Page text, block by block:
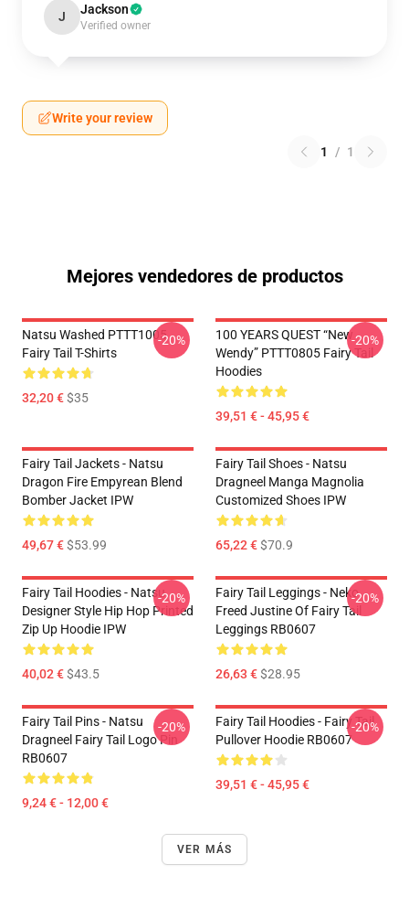
J Jackson
Verified owner
Write your review
1 / 1
Mejores vendedores de productos
Natsu Washed PTTT1005
Fairy Tail T-Shirts
32,20 €$35
-20%
100 YEARS QUEST “New
Wendy” PTTT0805 Fairy Tail
Hoodies
39,51 € - 45,95 €
-20%
Fairy Tail Jackets - Natsu
Dragon Fire Empyrean Blend
Bomber Jacket IPW
49,67 €$53.99
Fairy Tail Shoes - Natsu
Dragneel Manga Magnolia
Customized Shoes IPW
65,22 €$70.9
Fairy Tail Hoodies - Natsu
Designer Style Hip Hop Printed
Zip Up Hoodie IPW
40,02 €$43.5
-20%
Fairy Tail Leggings - Neko
Freed Justine Of Fairy Tail
Leggings RB0607
26,63 €$28.95
-20%
Fairy Tail Pins - Natsu
Dragneel Fairy Tail Logo Pin
RB0607
9,24 € - 12,00 €
-20%
Fairy Tail Hoodies - Fairy Tail
Pullover Hoodie RB0607
39,51 € - 45,95 €
-20%
VER MÁS